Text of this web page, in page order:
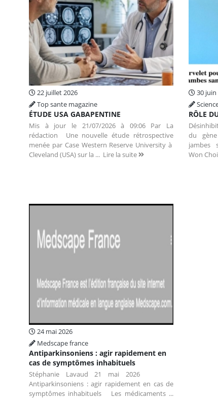
22 juillet 2026
Top sante magazine
ÉTUDE USA GABAPENTINE
Mis à jour le 21/07/2026 à 09:06 Par La
rédaction Une nouvelle étude rétrospective
menée par Case Western Reserve University à
Cleveland (USA) sur la ... Lire la suite
30 juin
RÔLE
du
Won
24 mai 2026
Medscape france
Antiparkinsoniens : agir rapidement en
cas de symptômes inhabituels
Stéphanie Lavaud 21 mai 2026
Antiparkinsoniens : agir rapidement en cas de
symptômes inhabituels Les médicaments ...